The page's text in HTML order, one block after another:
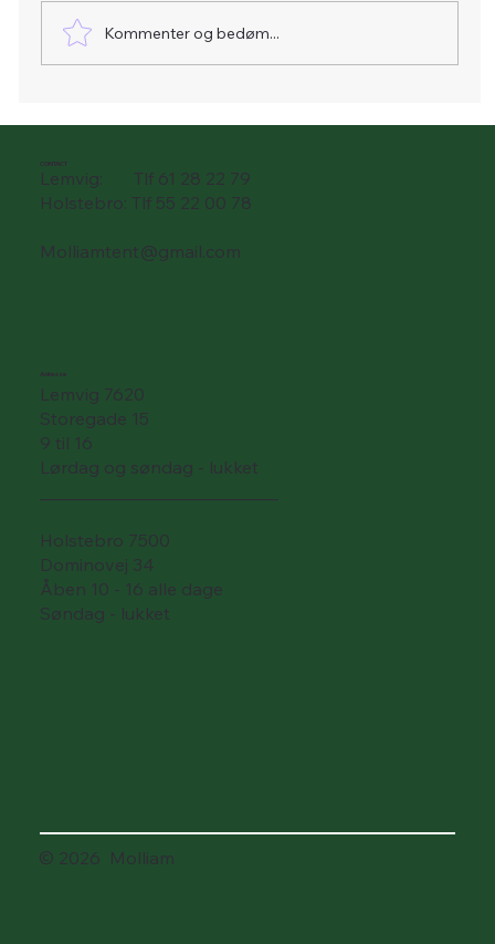
Kommenter og bedøm...
CONTACT
Lemvig: Tlf 61 28 22 79
Holstebro: Tlf 55 22 00 78
Molliamtent@gmail.com
Adresse
Lemvig 7620
Storegade 15
9 til 16
Lørdag og søndag - lukket
Holstebro 7500
Dominovej 34
Åben 10 - 16 alle dage
Søndag - lukket
© 2026 Molliam